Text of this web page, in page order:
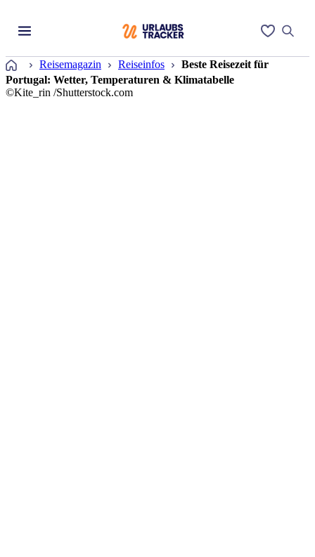
Startseite
Reisemagazin Reiseinfos
Beste Reisezeit für
Portugal: Wetter, Temperaturen & Klimatabelle
©Kite_rin /Shutterstock.com